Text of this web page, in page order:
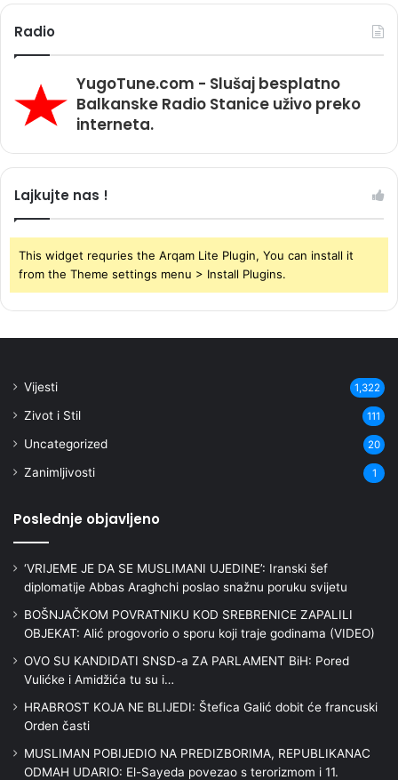
Radio
YugoTune.com - Slušaj besplatno
Balkanske Radio Stanice uživo preko
interneta.
Lajkujte nas !
This widget requries the Arqam Lite Plugin, You can install it
from the Theme settings menu > Install Plugins.
Vijesti 1,322
Zivot i Stil 111
Uncategorized 20
Zanimljivosti 1
Poslednje objavljeno
‘VRIJEME JE DA SE MUSLIMANI UJEDINE’: Iranski šef
diplomatije Abbas Araghchi poslao snažnu poruku svijetu
BOŠNJAČKOM POVRATNIKU KOD SREBRENICE ZAPALILI
OBJEKAT: Alić progovorio o sporu koji traje godinama (VIDEO)
OVO SU KANDIDATI SNSD-a ZA PARLAMENT BiH: Pored
Vulićke i Amidžića tu su i…
HRABROST KOJA NE BLIJEDI: Štefica Galić dobit će francuski
Orden časti
MUSLIMAN POBIJEDIO NA PREDIZBORIMA, REPUBLIKANAC
ODMAH UDARIO: El-Sayeda povezao s terorizmom i 11.